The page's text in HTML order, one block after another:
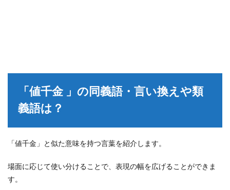
「値千金 」の同義語・言い換えや類
義語は？
「値千金」と似た意味を持つ言葉を紹介します。
場面に応じて使い分けることで、表現の幅を広げることができま
す。